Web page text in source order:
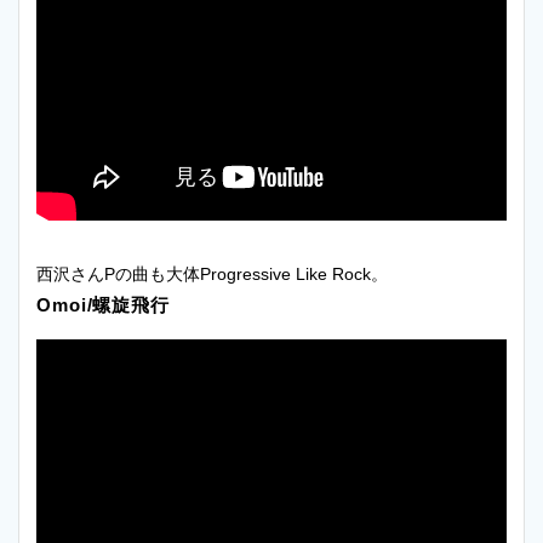
西沢さんPの曲も大体Progressive Like Rock。
Omoi/螺旋飛行